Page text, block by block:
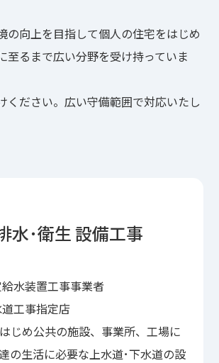
の向上を目指して個人の住宅をはじめ
至るまで広い分野を受け持っていま
ください。広い守備範囲で対応いたし
水･衛生 設備工事
給水装置工事事業者
工事指定店
じめ公共の施設、事業所、工場に
の生活に必要な上水道･下水道の設